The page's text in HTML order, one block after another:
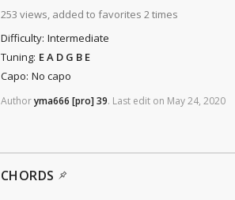
253 views, added to favorites 2 times
Difficulty: Intermediate
Tuning: E A D G B E
Capo: No capo
Authoryma666 [pro]39. Last edit on May24, 2020
CHORDS